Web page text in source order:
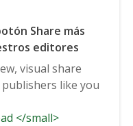
Share más
editores
visual share
like you
</small>